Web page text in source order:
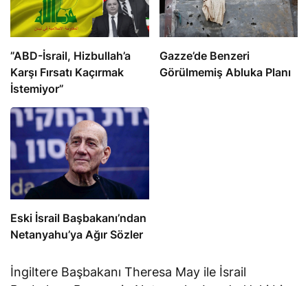
​​​​​​​”ABD-İsrail, Hizbullah’a
Karşı Fırsatı Kaçırmak
İstemiyor”
​​​​​​​Gazze’de Benzeri
Görülmemiş Abluka Planı
Eski İsrail Başbakanı’ndan
Netanyahu’ya Ağır Sözler
İngiltere Başbakanı Theresa May ile İsrail